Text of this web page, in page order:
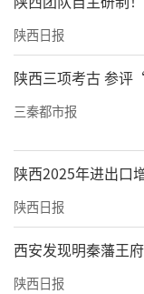
陕西日报
陕西三项考古 参评
三秦都市报
陕西2025年进出口
陕西日报
西安发现明秦藩王
陕西日报